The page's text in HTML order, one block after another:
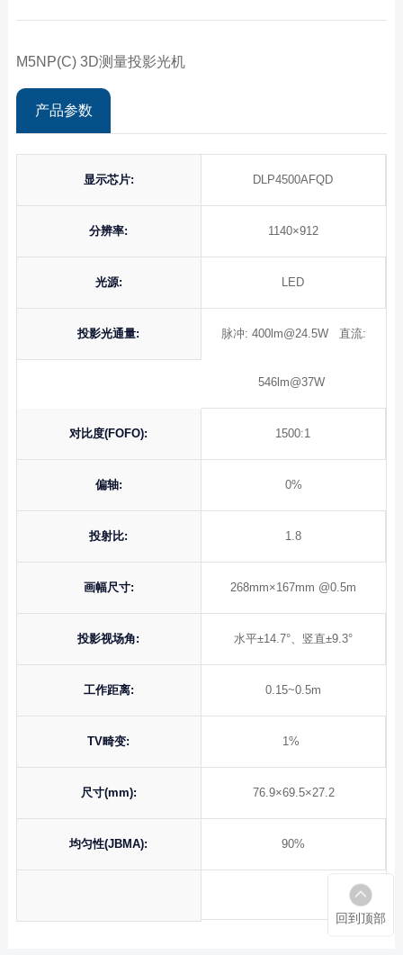
回到顶部
M5NP(C) 3D测量投影光机
产品参数
显示芯片: DLP4500AFQD
分辨率: 1140×912
光源: LED
投影光通量: 脉冲: 400lm@24.5W 直流:
546lm@37W
对比度(FOFO): 1500:1
偏轴: 0%
投射比: 1.8
画幅尺寸: 268mm×167mm @0.5m
投影视场角: 水平±14.7°、竖直±9.3°
工作距离: 0.15~0.5m
TV畸变: 1%
尺寸(mm): 76.9×69.5×27.2
均匀性(JBMA): 90%